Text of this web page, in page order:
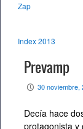
Zap
Index 2013
Prevamp
P 30 noviembre,
Decía hace
protagonista y